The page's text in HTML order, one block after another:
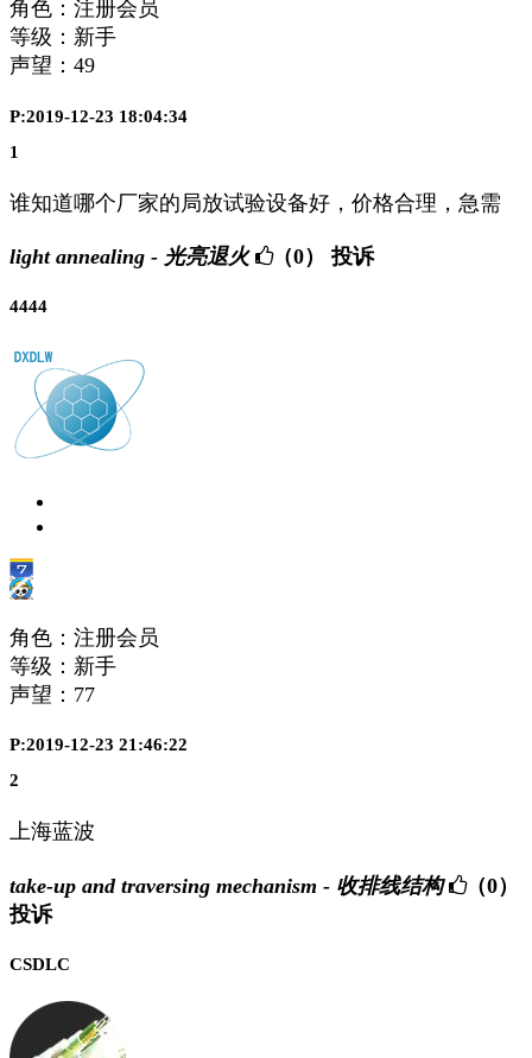
角色：注册会员
等级：新手
声望： 49
P:2019-12-23 18:04:34
1
谁知道哪个厂家的局放试验设备好，价格合理，急需
light annealing - 光亮退火 （0） 投诉
4444
角色：注册会员
等级：新手
声望： 77
P:2019-12-23 21:46:22
2
上海蓝波
take-up and traversing mechanism - 收排线结构
（0）
投诉
CSDLC